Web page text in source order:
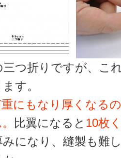
つ折りですが、こ
す。
にもなり厚くなる
比翼になると 10枚
になり、縫製も難